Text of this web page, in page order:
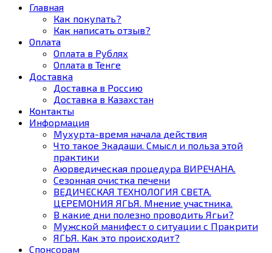
Главная
Как покупать?
Как написать отзыв?
Оплата
Оплата в Рублях
Оплата в Тенге
Доставка
Доставка в Россию
Доставка в Казахстан
Контакты
Информация
Мухурта-время начала действия
Что такое Экадаши. Смысл и польза этой
практики
Аюрведическая процедура ВИРЕЧАНА.
Сезонная очистка печени
ВЕДИЧЕСКАЯ ТЕХНОЛОГИЯ СВЕТА.
ЦЕРЕМОНИЯ ЯГЬЯ. Мнение участника.
В какие дни полезно проводить Ягьи?
Мужской манифест о ситуации с Пракрити
ЯГЬЯ. Как это происходит?
Спонсорам